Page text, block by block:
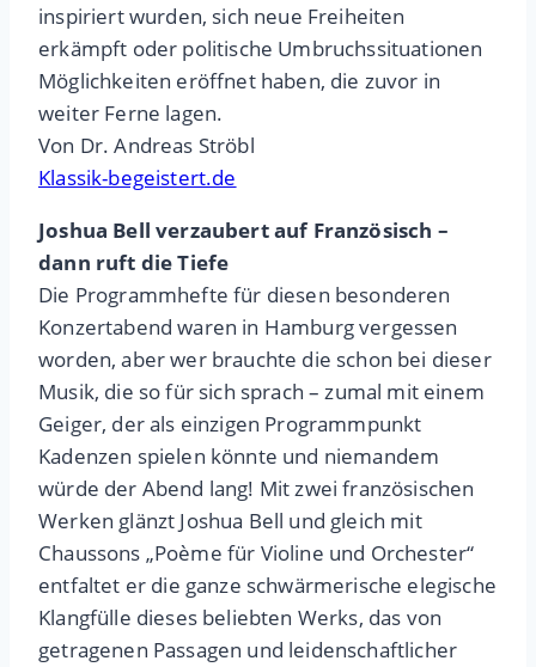
inspiriert wurden, sich neue Freiheiten
erkämpft oder politische Umbruchssituationen
Möglichkeiten eröffnet haben, die zuvor in
weiter Ferne lagen.
Von Dr. Andreas Ströbl
Klassik-begeistert.de
Joshua Bell verzaubert auf Französisch –
dann ruft die Tiefe
Die Programmhefte für diesen besonderen
Konzertabend waren in Hamburg vergessen
worden, aber wer brauchte die schon bei dieser
Musik, die so für sich sprach – zumal mit einem
Geiger, der als einzigen Programmpunkt
Kadenzen spielen könnte und niemandem
würde der Abend lang! Mit zwei französischen
Werken glänzt Joshua Bell und gleich mit
Chaussons „Poème für Violine und Orchester“
entfaltet er die ganze schwärmerische elegische
Klangfülle dieses beliebten Werks, das von
getragenen Passagen und leidenschaftlicher